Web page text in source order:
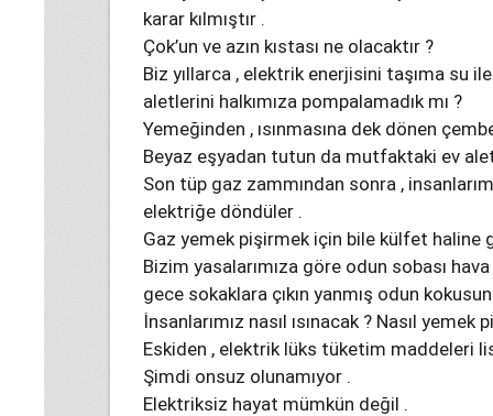
karar kılmıştır .
Çok’un ve azın kıstası ne olacaktır ?
Biz yıllarca , elektrik enerjisini taşıma su
aletlerini halkımıza pompalamadık mı ?
Yemeğinden , ısınmasına dek dönen
Beyaz eşyadan tutun da mutfaktaki ev
Son tüp gaz zammından sonra ,
elektriğe döndüler .
Gaz yemek pişirmek için bile külfet haline
Bizim yasalarımıza göre odun sobası
gece sokaklara çıkın yanmış odun
İnsanlarımız nasıl ısınacak ? Nasıl
Eskiden , elektrik lüks tüketim maddeleri
Şimdi onsuz olunamıyor .
Elektriksiz hayat mümkün değil .